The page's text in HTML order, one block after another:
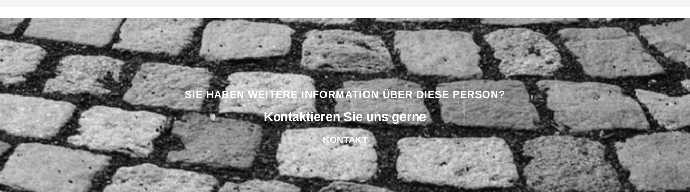
SIE HABEN WEITERE INFORMATION ÜBER DIESE PERSON?
Kontaktieren Sie uns gerne
KONTAKT